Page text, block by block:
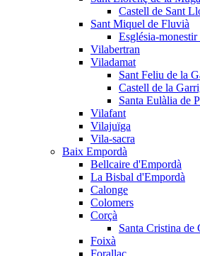
Castell de Sant
Sant Miquel de Fluvià
Església-
Vilabertran
Viladamat
Sant Feliu de la
Castell de la
Santa Eulàlia de
Vilafant
Vilajuïga
Vila-sacra
Baix Empordà
Bellcaire d'Empordà
La Bisbal d'Empordà
Calonge
Colomers
Corçà
Santa Cristina de
Foixà
Forallac